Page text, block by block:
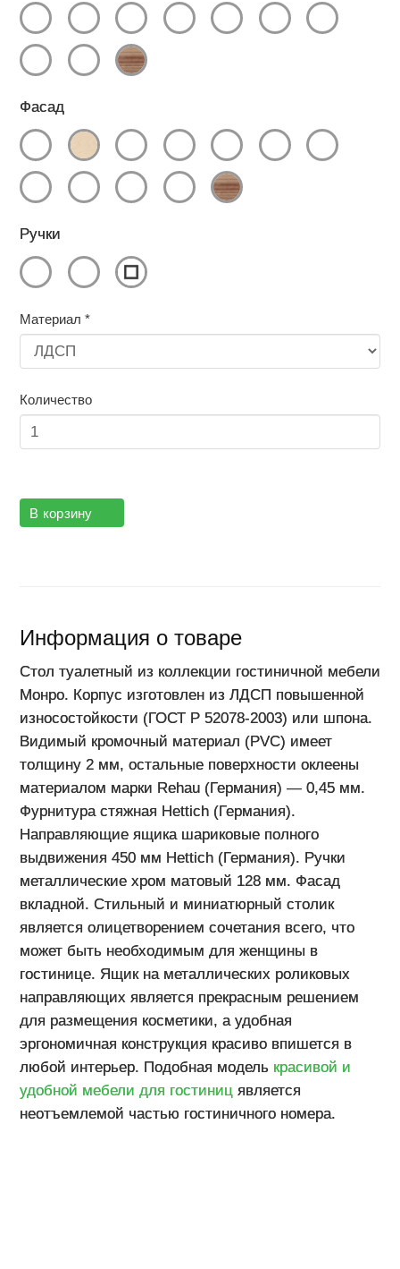
Фасад
Ручки
Материал *
Количество
В корзину
Информация о товаре
Стол туалетный из коллекции гостиничной мебели
Монро. Корпус изготовлен из ЛДСП повышенной
износостойкости (ГОСТ Р 52078-2003) или шпона.
Видимый кромочный материал (PVC) имеет
толщину 2 мм, остальные поверхности оклеены
материалом марки Rehau (Германия) — 0,45 мм.
Фурнитура стяжная Hettich (Германия).
Направляющие ящика шариковые полного
выдвижения 450 мм Hettich (Германия). Ручки
металлические хром матовый 128 мм. Фасад
вкладной. Стильный и миниатюрный столик
является олицетворением сочетания всего, что
может быть необходимым для женщины в
гостинице. Ящик на металлических роликовых
направляющих является прекрасным решением
для размещения косметики, а удобная
эргономичная конструкция красиво впишется в
любой интерьер. Подобная модель красивой и
удобной мебели для гостиниц является
неотъемлемой частью гостиничного номера.